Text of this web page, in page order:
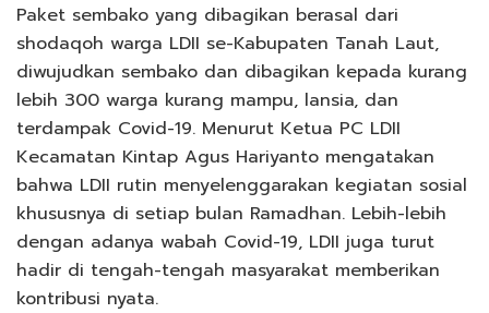
Paket sembako yang dibagikan berasal dari
shodaqoh warga LDII se-Kabupaten Tanah Laut,
diwujudkan sembako dan dibagikan kepada kurang
lebih 300 warga kurang mampu, lansia, dan
terdampak Covid-19. Menurut Ketua PC LDII
Kecamatan Kintap Agus Hariyanto mengatakan
bahwa LDII rutin menyelenggarakan kegiatan sosial
khususnya di setiap bulan Ramadhan. Lebih-lebih
dengan adanya wabah Covid-19, LDII juga turut
hadir di tengah-tengah masyarakat memberikan
kontribusi nyata.